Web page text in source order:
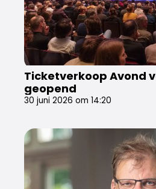
Ticketverkoop Avond
geopend
30 juni 2026 om 14:20